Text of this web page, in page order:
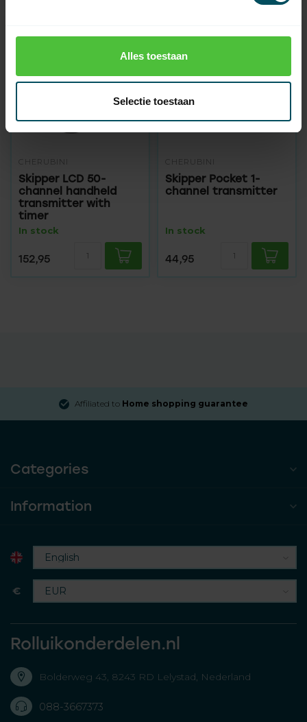
Alles toestaan
Selectie toestaan
CHERUBINI
Skipper LCD 50-
channel handheld
transmitter with
timer
In stock
152,95
CHERUBINI
Skipper Pocket 1-
channel transmitter
In stock
44,95
Affiliated to Home shopping guarantee
Categories
Information
€
Rolluikonderdelen.nl
Bolderweg 43, 8243 RD Lelystad, Nederland
088-3667373